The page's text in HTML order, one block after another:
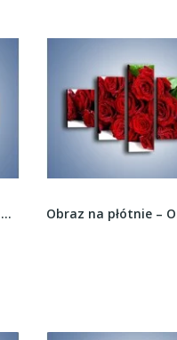
Obraz na płótnie – Kwiaty w kolorze zimy –...